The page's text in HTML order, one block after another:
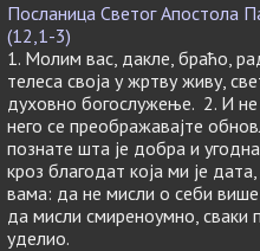
Посланица Светог Апостола
(12,1-3)
1. Молим вас, дакле, браћо,
телеса своја у жртву живу,
духовно богослужење. 2. И
него се преображавајте
познате шта је добра и
кроз благодат која ми је
вама: да не мисли о себи
да мисли смиреноумно, сваки
уделио.